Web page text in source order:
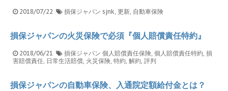
2018/07/22 損保ジャパン sjnk, 更新, 自動車保険
損保ジャパンの火災保険で必須『個人賠償責任特約』
2018/06/21 損保ジャパン 個人賠償責任保険, 個人賠償責任特約, 損
害賠償責任, 日常生活賠償, 火災保険, 特約, 解約, 評判
損保ジャパンの自動車保険、入通院定額給付金とは？